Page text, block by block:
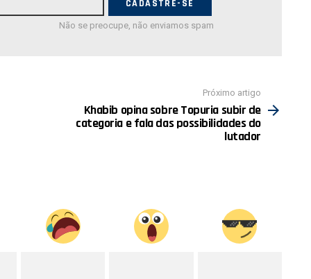
Não se preocupe, não enviamos spam
Próximo artigo
Khabib opina sobre Topuria subir de
categoria e fala das possibilidades do
lutador